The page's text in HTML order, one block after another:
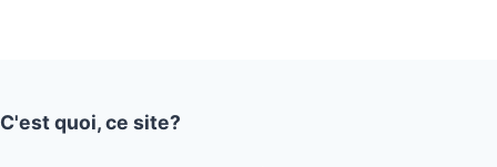
C'est quoi, ce site?